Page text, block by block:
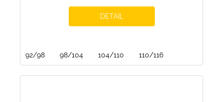
DETAIL
92/98 98/104 104/110 110/116